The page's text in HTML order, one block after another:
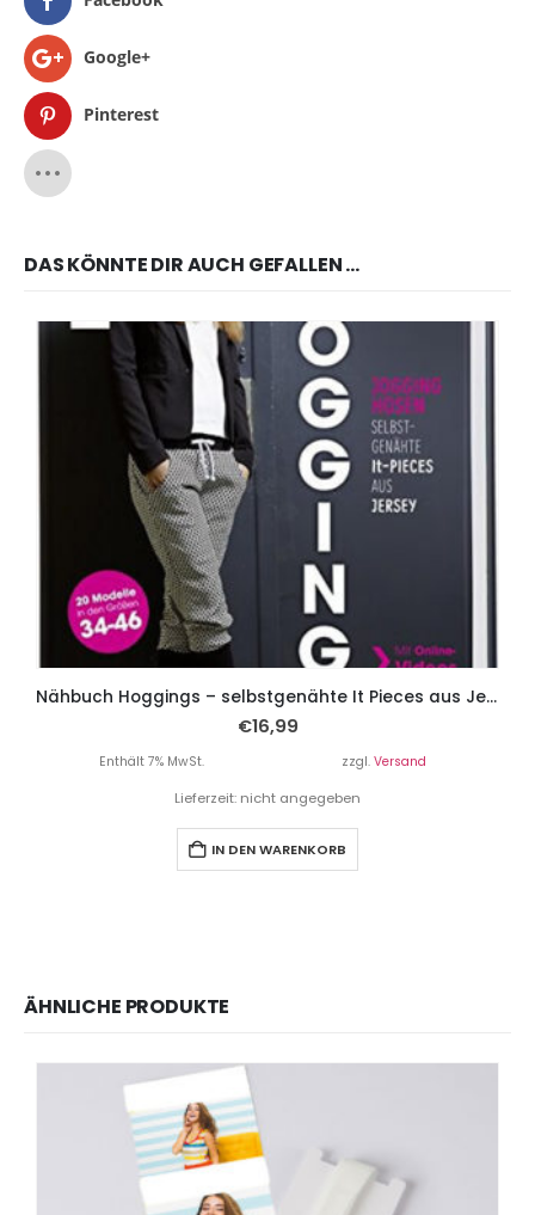
Google+
Pinterest
DAS KÖNNTE DIR AUCH GEFALLEN …
Nähbuch Hoggings – selbstgenähte It Pieces aus Jersey.
€16,99
Enthält 7% MwSt. zzgl. Versand
Lieferzeit: nicht angegeben
IN DEN WARENKORB
ÄHNLICHE PRODUKTE